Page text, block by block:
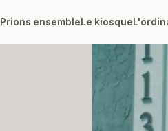
Prions ensembleLe kiosque